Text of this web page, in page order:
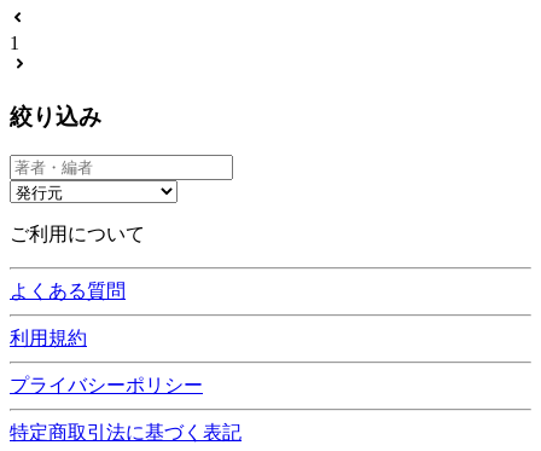
1
絞り込み
ご利用について
よくある質問
利用規約
プライバシーポリシー
特定商取引法に基づく表記